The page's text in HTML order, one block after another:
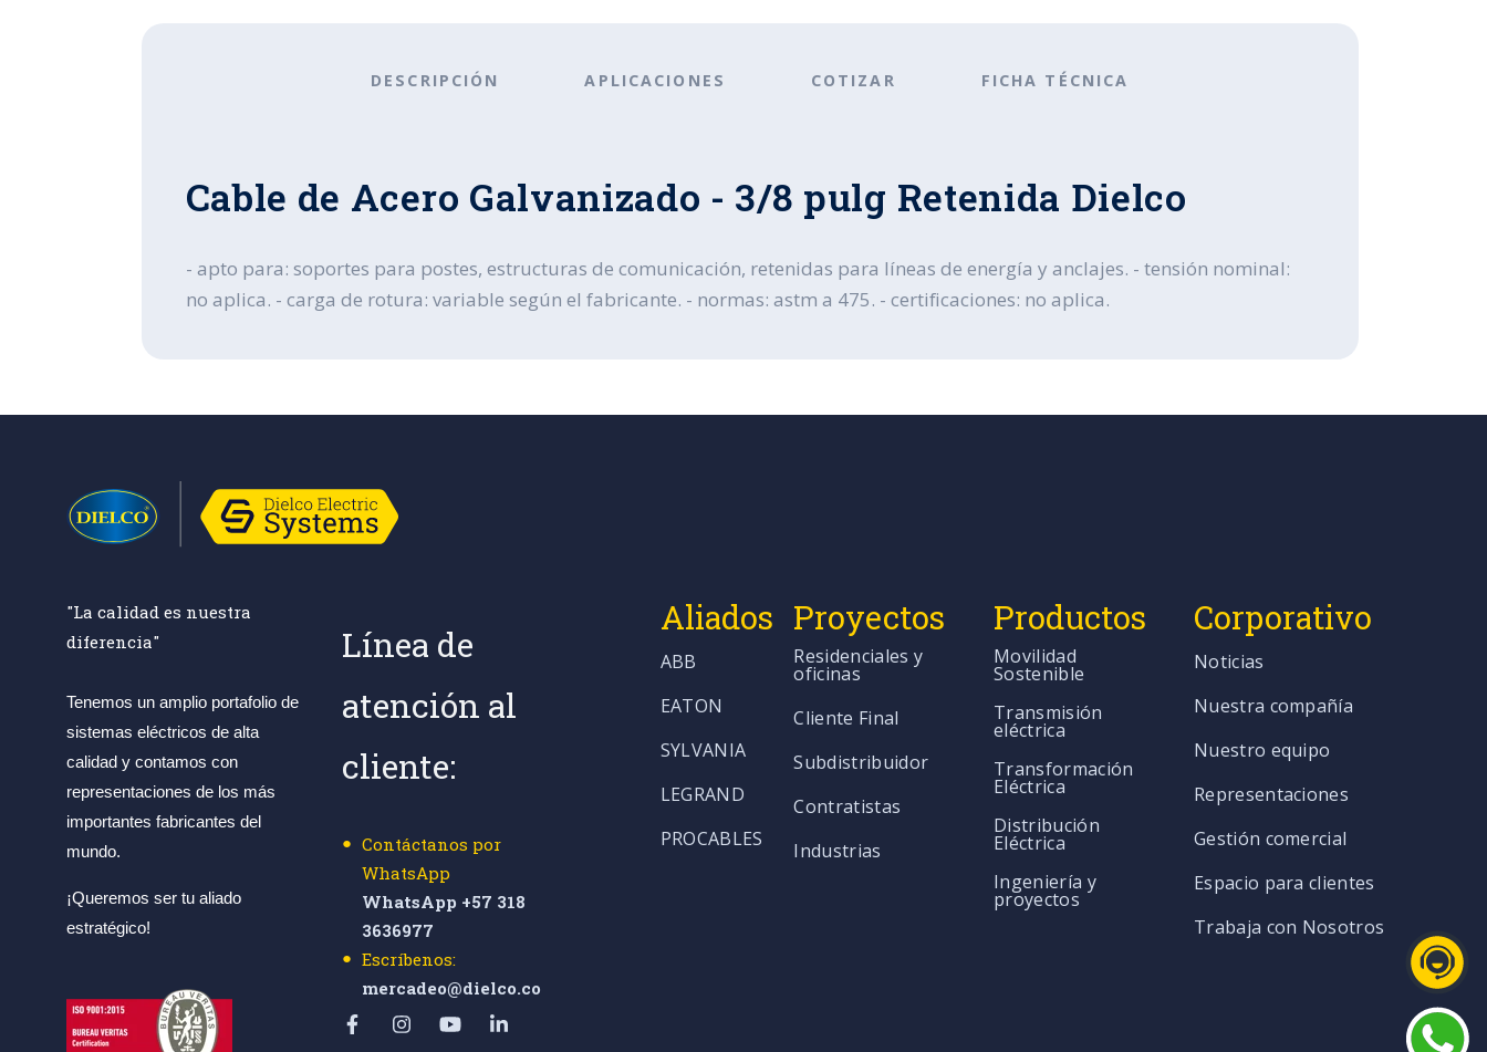
DESCRIPCIÓN APLICACIONES COTIZAR FICHA TÉCNICA
Cable de Acero Galvanizado - 3/8 pulg Retenida Dielco
- apto para: soportes para postes, estructuras de comunicación, retenidas para líneas de energía y anclajes. - tensión nominal:
no aplica. - carga de rotura: variable según el fabricante. - normas: astm a 475. - certificaciones: no aplica.
"La calidad es nuestra
diferencia"
Tenemos un amplio portafolio de
sistemas eléctricos de alta
calidad y contamos con
representaciones de los más
importantes fabricantes del
mundo.
¡Queremos ser tu aliado
estratégico!
Línea de
atención al
cliente:
Contáctanos por
WhatsApp
WhatsApp +57 318
3636977
Escríbenos:
mercadeo@dielco.co
Aliados
ABB
EATON
SYLVANIA
LEGRAND
PROCABLES
Proyectos
Residenciales y
oficinas
Cliente Final
Subdistribuidor
Contratistas
Industrias
Productos
Movilidad
Sostenible
Transmisión
eléctrica
Transformación
Eléctrica
Distribución
Eléctrica
Ingeniería y
proyectos
Corporativo
Noticias
Nuestra compañía
Nuestro equipo
Representaciones
Gestión comercial
Espacio para clientes
Trabaja con Nosotros